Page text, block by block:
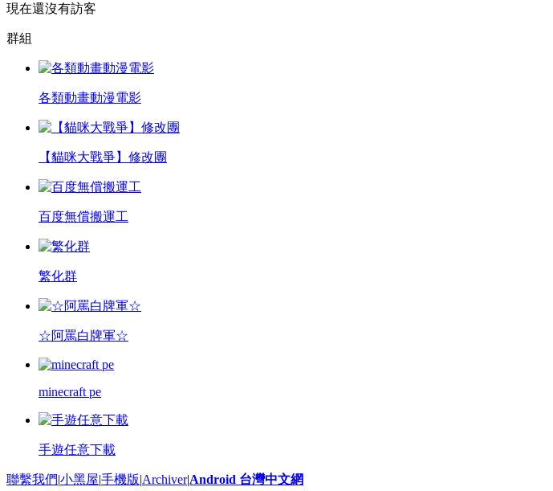
現在還沒有訪客
群組
各類動畫動漫電影
【貓咪大戰爭】修改團
百度無償搬運工
繁化群
☆阿罵白牌軍☆
minecraft pe
手遊任意下載
聯繫我們|小黑屋|手機版|Archiver|Android 台灣中文網